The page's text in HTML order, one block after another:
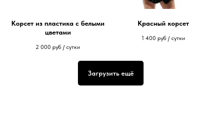
Корсет из пластика с белыми
цветами
2 000 руб / сутки
Красный корсет
1 400 руб / сутки
Загрузить ещё